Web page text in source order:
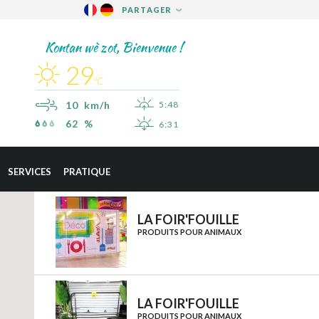
PARTAGER
TWITTER
Kontan wè zot, Bienvenue !
29ºC
10 km/h
62 %
5:48
6:31
SAINT-ESPRIT
JOSEPH
LES TROIS-ÎLETS
SERVICES PRATIQUE
LA FOIR'FOUILLE
PRODUITS POUR ANIMAUX
LA FOIR'FOUILLE
PRODUITS POUR ANIMAUX